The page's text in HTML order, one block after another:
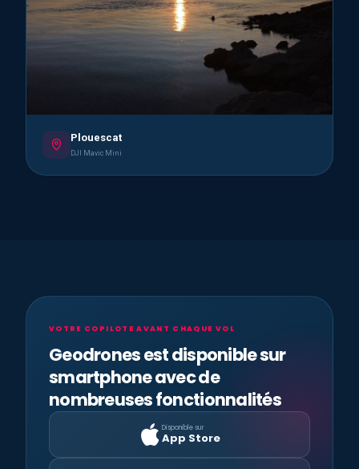
Plouescat
DJI Mavic Mini
VOTRE COPILOTE AVANT CHAQUE VOL
Geodrones est disponible sur
smartphone avec de
nombreuses fonctionnalités
Disponible sur
App Store